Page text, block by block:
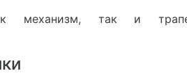
механизм, так и